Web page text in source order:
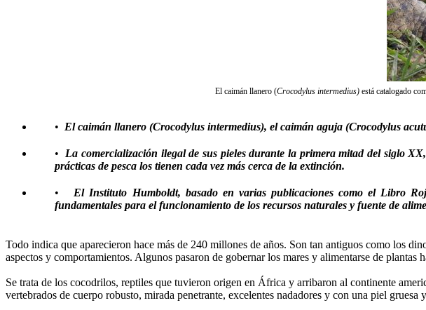
El caimán llanero (Crocodylus intermedius) está catalogado
• El caimán llanero (Crocodylus intermedius), el caimán aguja (Crocodylus
• La comercialización ilegal de sus pieles durante la primera mitad del siglo
prácticas de pesca los tienen cada vez más cerca de la extinción.
•
El Instituto Humboldt, basado en varias publicaciones como el Libro
fundamentales para el funcionamiento de los recursos naturales y fuente de
Todo indica que aparecieron hace más de 240 millones de años. Son tan antiguos como los
aspectos y comportamientos. Algunos pasaron de gobernar los mares y alimentarse de plantas
Se trata de los cocodrilos, reptiles que tuvieron origen en África y arribaron al continente
vertebrados de cuerpo robusto, mirada penetrante, excelentes nadadores y con una piel gruesa